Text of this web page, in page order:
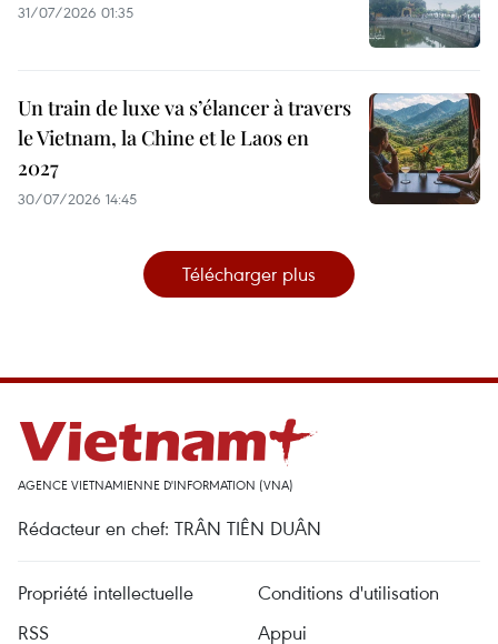
31/07/2026 01:35
Un train de luxe va s’élancer à travers
le Vietnam, la Chine et le Laos en
2027
30/07/2026 14:45
Télécharger plus
AGENCE VIETNAMIENNE D'INFORMATION (VNA)
Rédacteur en chef: TRÂN TIÊN DUÂN
Propriété intellectuelle
Conditions d'utilisation
RSS
Appui